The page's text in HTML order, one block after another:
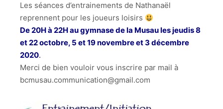
Les séances d’entrainements de Nathanaël
reprennent pour les joueurs loisirs
De 20H à 22H au gymnase de la Musau les jeudis 8
et 22 octobre, 5 et 19 novembre et 3 décembre
2020.
Merci de bien vouloir vous inscrire par mail à
bcmusau.communication@gmail.com